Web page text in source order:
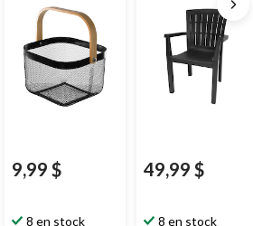
9,99 $
8 en stock
49,99 $
8 en stock